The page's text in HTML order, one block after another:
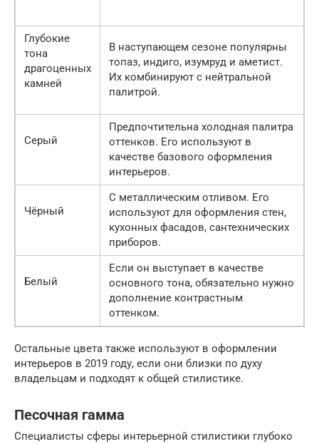
Глубокие
тона
драгоценных
камней
В наступающем сезоне популярны
топаз, индиго, изумруд и аметист.
Их комбинируют с нейтральной
палитрой.
Серый
Предпочтительна холодная палитра
оттенков. Его используют в
качестве базового оформления
интерьеров.
Чёрный
С металлическим отливом. Его
используют для оформления стен,
кухонных фасадов, сантехнических
приборов.
Белый
Если он выступает в качестве
основного тона, обязательно нужно
дополнение контрастным
оттенком.
Остальные цвета также используют в оформлении
интерьеров в 2019 году, если они близки по духу
владельцам и подходят к общей стилистике.
Песочная гамма
Специалисты сферы интерьерной стилистики глубоко